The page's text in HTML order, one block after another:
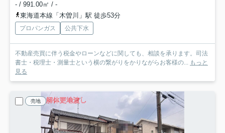
- / 991.00㎡ / -
東海道本線「木曽川」駅 徒歩53分
プロパンガス 公共下水
不動産売買に伴う税金やローンなどに関しても、相談を承ります。司法
書士・税理士・測量士という横の繋がりをかりながらお客様の... もっと
見る
売地